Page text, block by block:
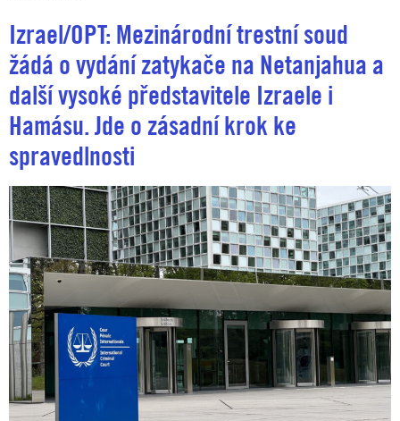
Izrael/OPT: Mezinárodní trestní soud
žádá o vydání zatykače na Netanjahua a
další vysoké představitele Izraele i
Hamásu. Jde o zásadní krok ke
spravedlnosti